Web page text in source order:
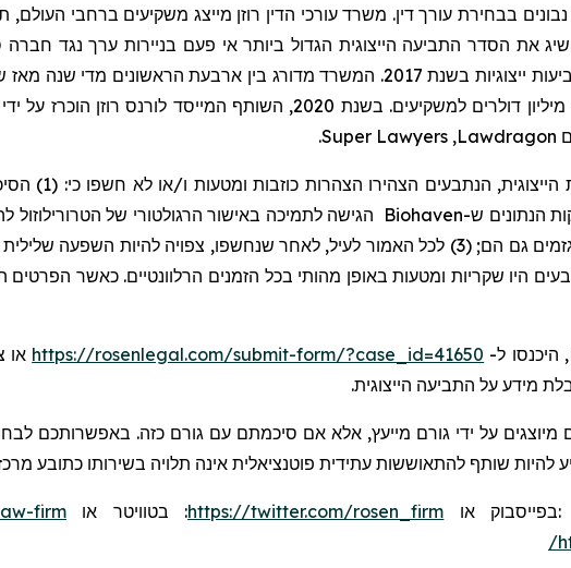
נבונים בבחירת עורך דין. משרד עורכי הדין רוזן מייצג משקיעים ברחבי העולם,
את הסדר התביעה הייצוגית הגדול ביותר אי פעם בניירות ערך נגד חברה
Lawdragon
,
Super Lawyers
.
הנתבעים הצהירו הצהרות כוזבות ומטעות ו/או לא חשפו כי: (1) הסיכויים הרגולטוריים של
ש-Biohaven הגישה לתמיכה באישור הרגולטורי של הטרורילוזול
היו שקריות ומטעות באופן מהותי בכל הזמנים הרלוונטיים. כאשר
, היכנסו ל- https://rosenlegal.com/submit-form/?case_id=41650
מידע על התביעה הייצוגית.
על ידי גורם מייעץ, אלא אם סיכמתם עם גורם כזה. באפשרותכם
שותף להתאוששות עתידית פוטנציאלית אינה תלויה בשירותו כתובע
firm או בטוויטר :https://twitter.com/rosen_firm או בפייסבוק: